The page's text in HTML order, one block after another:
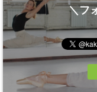
＼フ